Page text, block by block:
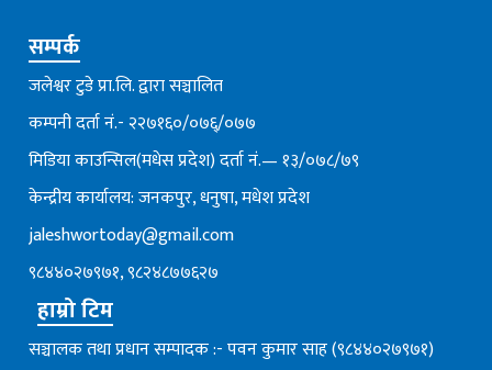
सम्पर्क
जलेश्वर टुडे प्रा.लि. द्वारा सञ्चालित
कम्पनी दर्ता नं.- २२७१६०/०७६्/०७७
मिडिया काउन्सिल(मधेस प्रदेश) दर्ता नं.— १३/०७८/७९
केन्द्रीय कार्यालय: जनकपुर, धनुषा, मधेश प्रदेश
jaleshwortoday@gmail.com
९८४४०२७९७१, ९८२४८७७६२७
हाम्रो टिम
सञ्चालक तथा प्रधान सम्पादक :- पवन कुमार साह (९८४४०२७९७१)